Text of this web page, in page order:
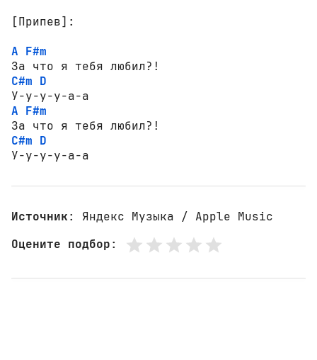
[Припев]:
A F#m
C#m D
A F#m
C#m D
У-у-у-у-а-а
Источник: Яндекс Музыка / Apple Music
Оцените подбор: